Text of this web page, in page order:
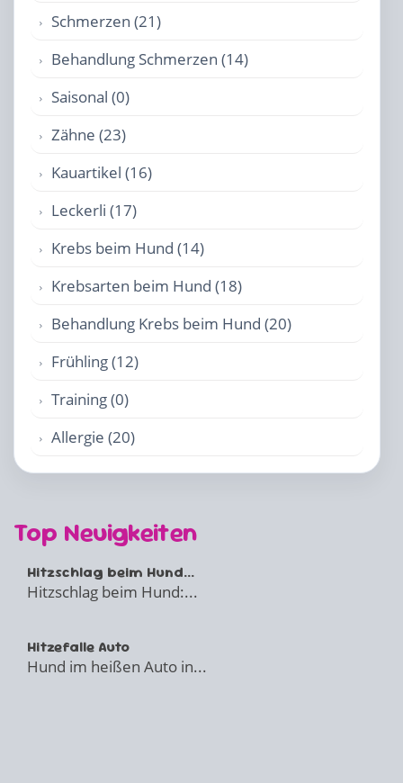
Schmerzen (21)
Behandlung Schmerzen (14)
Saisonal (0)
Zähne (23)
Kauartikel (16)
Leckerli (17)
Krebs beim Hund (14)
Krebsarten beim Hund (18)
Behandlung Krebs beim Hund (20)
Frühling (12)
Training (0)
Allergie (20)
Top Neuigkeiten
Hitzschlag beim Hund...
Hitzschlag beim Hund:...
Hitzefalle Auto
Hund im heißen Auto in...